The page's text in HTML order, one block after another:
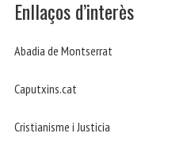
Enllaços d’interès
Abadia de Montserrat
Caputxins.cat
Cristianisme i Justicia